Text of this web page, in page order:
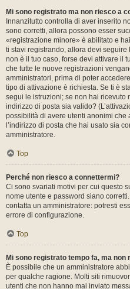
Mi sono registrato ma non riesco a
Innanzitutto controlla di aver inserito
sono corretti, allora possono esser
«registrazione minore» è abilitato e
ti stavi registrando, allora devi
non è il tuo caso, forse devi attivare il
che tutte le nuove registrazioni
amministratori, prima di poter
tipo di attivazione è richiesta. Se ti è
segui le istruzioni; se non hai ricevuto
indirizzo di posta sia valido?
possibilità di avere utenti anonimi che
l’indirizzo di posta che hai usato sia
amministratore.
Top
Perché non riesco a connettermi?
Ci sono svariati motivi per cui questo
nome utente e password siano
contatta un amministratore: potresti
errore di configurazione.
Top
Mi sono registrato tempo fa, ma
È possibile che un amministratore
per qualche ragione. Molti siti
utenti che non hanno mai inviato